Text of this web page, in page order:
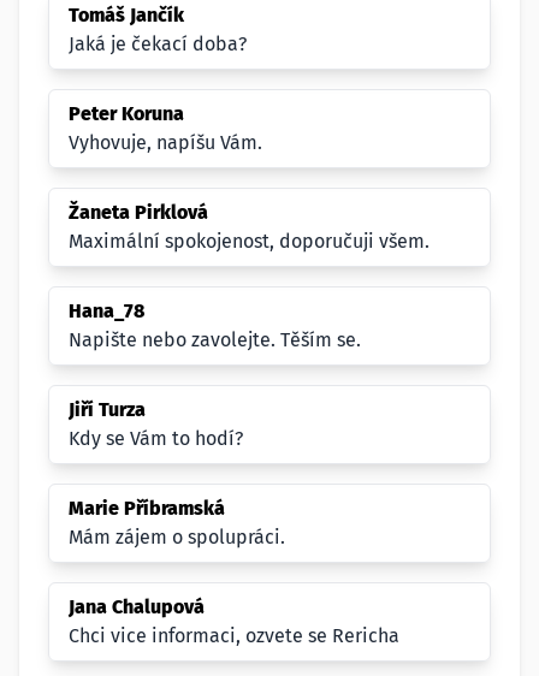
Tomáš Jančík
Jaká je čekací doba?
Peter Koruna
Vyhovuje, napíšu Vám.
Žaneta Pirklová
Maximální spokojenost, doporučuji všem.
Hana_78
Napište nebo zavolejte. Těším se.
Jiří Turza
Kdy se Vám to hodí?
Marie Příbramská
Mám zájem o spolupráci.
Jana Chalupová
Chci vice informaci, ozvete se Rericha